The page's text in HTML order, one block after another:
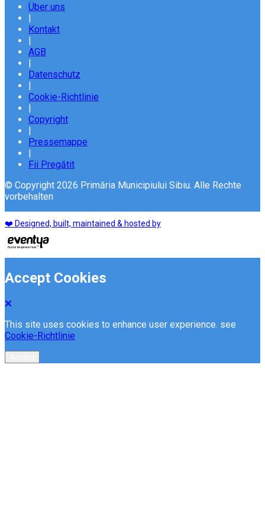
Über uns
|
Kontakt
|
AGB
|
Datenschutz
|
Cookie-Richtlinie
|
Copyright
|
Pressemappe
|
Fii Pregătit
© Copyright 2026 Primăria Municipiului Sibiu. Alle Rechte
vorbehalten
❤️ Designed, built, maintained & hosted by
Accept Cookies
This site uses cookies to enhance user experience. see
Cookie-Richtlinie